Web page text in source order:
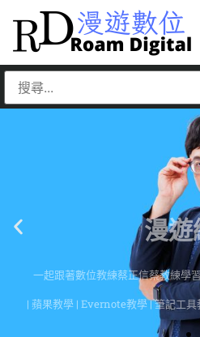
漫
一起跟著數位教練蔡正信蔡教練學
| 蘋果教學 | Evernote教學 | 筆記工